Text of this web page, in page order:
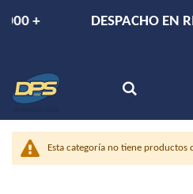
DESPACHO EN RM
Esta categoría no tiene productos